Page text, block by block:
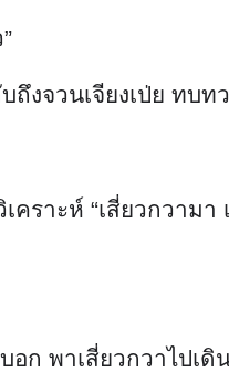
ถึงจวนเจียงเป่ย ทบ
คราะห์ “เสี่ยวกวาม
ก พาเสี่ยวกวาไปเดิ